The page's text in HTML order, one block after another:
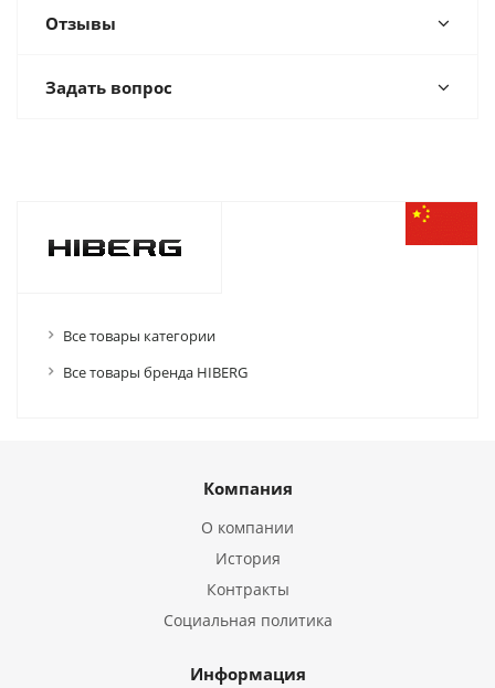
Отзывы
Задать вопрос
Все товары категории
Все товары бренда HIBERG
Компания
О компании
История
Контракты
Социальная политика
Информация